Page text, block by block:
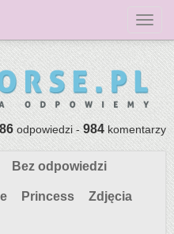
odpowiedzi -984komentarzy
Bez odpowiedzi
Princess Zdjęcia